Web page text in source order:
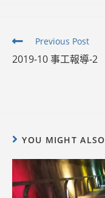
Read
articles
Previous Post
2019-10 事工報導-2
YOU MIGHT